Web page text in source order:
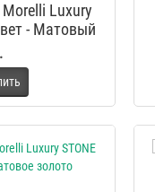
Luxury
- Матовый